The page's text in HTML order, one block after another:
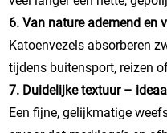
6. Van nature ademend en
Katoenvezels absorberen
tijdens buitensport, reizen
7. Duidelijke textuur –
Een fijne, gelijkmatige